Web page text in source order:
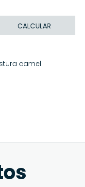
CALCULAR
camel